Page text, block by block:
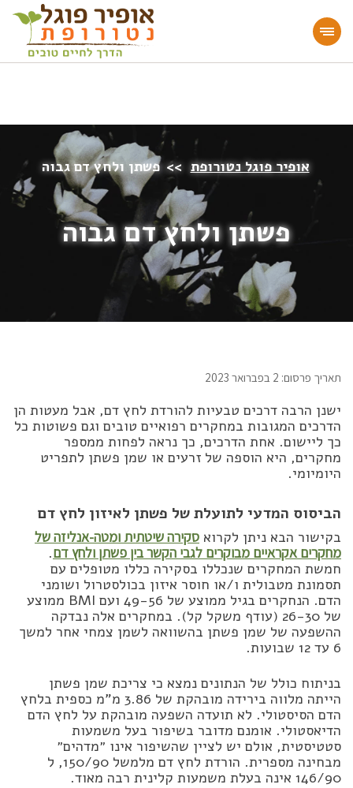
מעוניינים להעמיק או להתחיל דרך חיים בריאה?
הצטרפו לאתר!
אופיר פוגל נטורופת >>פשתן ולחץ דם גבוה
פשתן ולחץ דם גבוה
תאריך פרסום: 2 בפברואר 2023
ישנן הרבה דרכים טבעיות להורדת לחץ דם, אבל מעטות הן
הדרכים המגובות במחקרים רפואיים טובים וגם פשוטות כל
כך ליישום. אחת הדרכים, כך נראה לפחות ממספר
מחקרים, היא הוספה של זרעים או שמן פשתן לתפריט
היומיומי.
הביסוס המדעי לתועלת של פשתן לאיזון לחץ דם
בקישור הבא ניתן לקרוא סקירה שיטתית ומטה-אנליזה של
מחקרים אקראיים מבוקרים לגבי הקשר בין פשתן ולחץ דם.
חמשת המחקרים שנכללו בסקירה כללו מטופלים עם
תסמונת מטבולית ו/או חוסר איזון בכולסטרול ושומני
הדם. הנחקרים בגיל ממוצע של 49-56 ועם BMI ממוצע
של 26-30 (עודף משקל קל). במחקרים אלה נבדקה
ההשפעה של שמן פשתן בהשוואה לשמן צמחי אחר למשך
6 עד 12 שבועות.
בניתוח כולל של הנתונים נמצא כי צריכת שמן פשתן
הייתה מלווה בירידה מובהקת של 3.86 מ”מ כספית בלחץ
הדם הסיסטולי. לא תועדה השפעה מובהקת על לחץ הדם
הדיאסטולי. אומנם מדובר בשיפור בעל משמעות
סטטיסטית, אולם יש לציין שהשיפור אינו ״מדהים״
מבחינה מספרית. הורדת לחץ דם מלמשל 150/90, ל
146/90 אינה בעלת משמעות קלינית רבה מאוד.